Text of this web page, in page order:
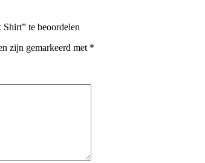
te beoordelen
zijn gemarkeerd met *